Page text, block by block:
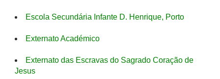
Escola Secundária Infante D. Henrique, Porto
Externato Académico
Externato das Escravas do Sagrado Coração de
Jesus